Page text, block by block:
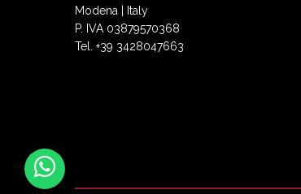
Modena | Italy
P. IVA 03879570368
Tel. +39 3428047663